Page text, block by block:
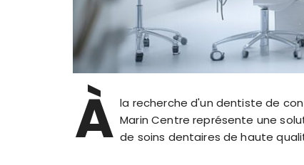
À la recherche d'un dentiste de
Marin Centre représente une
de soins dentaires de haute